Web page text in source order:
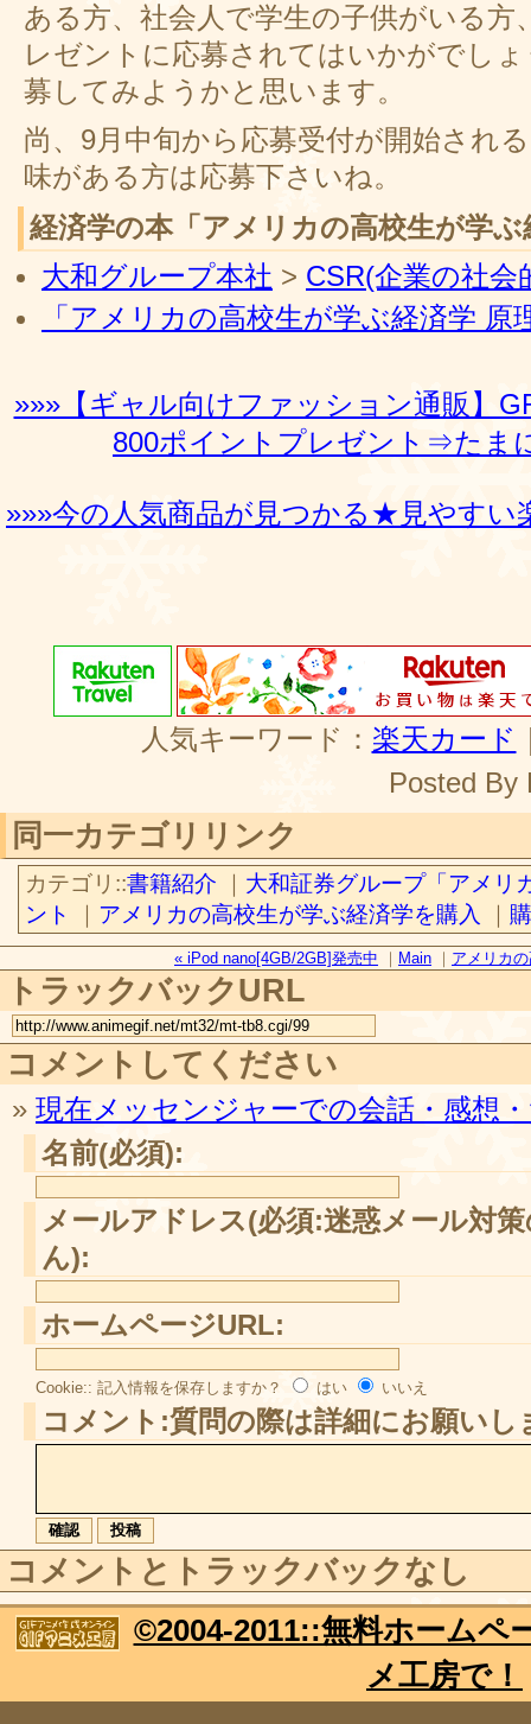
ある方、社会人で学生の子供がいる
レゼントに応募されてはいかがでし
募してみようかと思います。
尚、9月中旬から応募受付が開始され
味がある方は応募下さいね。
経済学の本「アメリカの高校生が学
大和グループ本社 > CSR(企業の社会
「アメリカの高校生が学ぶ経済学
»»»【ギャル向けファッション通販】
800ポイントプレゼント⇒たま
»»»今の人気商品が見つかる★見やすい
人気キーワード： 楽天カード
Posted By
同一カテゴリリンク
カテゴリ::書籍紹介
大和証券グループ「アメリ
ント
アメリカの高校生が学ぶ経済学を購入
« iPod nano[4GB/2GB]発売中 ｜ Main ｜ アメリカ
トラックバックURL
コメントしてください
» 現在メッセンジャーでの会話・感想
名前(必須):
メールアドレス(必須:迷惑メール対
ん):
ホームページURL:
Cookie:: 記入情報を保存しますか？ はい いいえ
コメント:質問の際は詳細にお願いし
コメントとトラックバックなし
©2004-2011::無料ホームペ
メ工房で！